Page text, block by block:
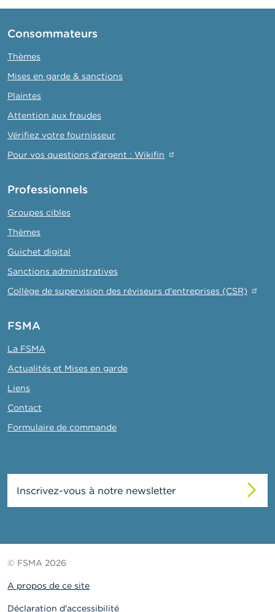
Consommateurs
Thèmes
Mises en garde & sanctions
Plaintes
Attention aux fraudes
Vérifiez votre fournisseur
Pour vos questions d'argent : Wikifin
Professionnels
Groupes cibles
Thèmes
Guichet digital
Sanctions administratives
Collège de supervision des réviseurs d'entreprises (CSR)
FSMA
La FSMA
Actualités et Mises en garde
Liens
Contact
Formulaire de commande
Inscrivez-vous à notre newsletter
© FSMA 2026
A propos de ce site
Déclaration d'accessibilité